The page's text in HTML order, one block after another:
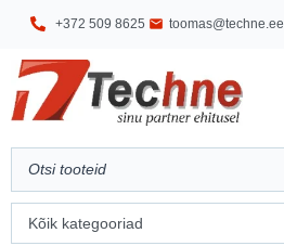
+372 509 8625 toomas@techne.ee